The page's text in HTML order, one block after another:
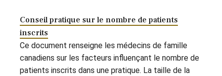
Conseil pratique sur le nombre de patients
inscrits
Ce document renseigne les médecins de famille
canadiens sur les facteurs influençant le nombre de
patients inscrits dans une pratique. La taille de la